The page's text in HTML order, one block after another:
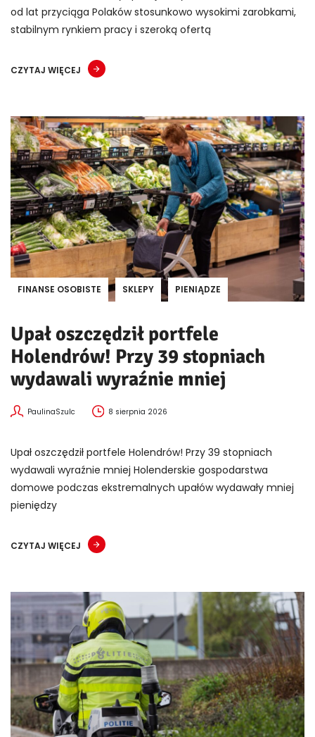
od lat przyciąga Polaków stosunkowo wysokimi zarobkami,
stabilnym rynkiem pracy i szeroką ofertą
CZYTAJ WIĘCEJ
FINANSE OSOBISTE SKLEPY PIENIĄDZE
Upał oszczędził portfele
Holendrów! Przy 39 stopniach
wydawali wyraźnie mniej
PaulinaSzulc 8 sierpnia 2026
Upał oszczędził portfele Holendrów! Przy 39 stopniach
wydawali wyraźnie mniej Holenderskie gospodarstwa
domowe podczas ekstremalnych upałów wydawały mniej
pieniędzy
CZYTAJ WIĘCEJ